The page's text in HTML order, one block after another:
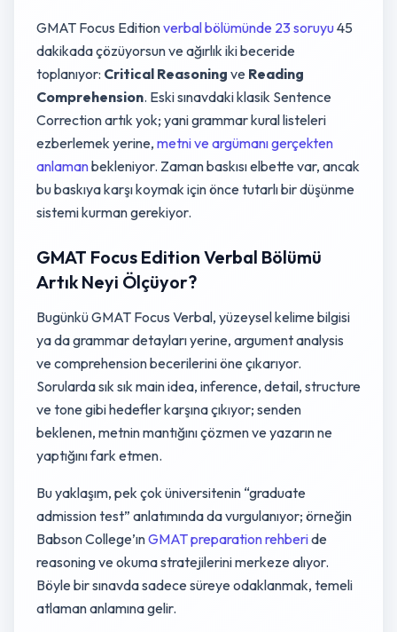
GMAT Focus Editionverbal bölümünde 23 soruyu45
dakikada çözüyorsun ve ağırlık iki beceride
toplanıyor: Critical Reasoning ve Reading
Comprehension. Eski sınavdaki klasik Sentence
Correction artık yok; yani grammar kural listeleri
ezberlemek yerine, metni ve argümanı gerçekten
anlamanbekleniyor. Zaman baskısı elbette var, ancak
bu baskıya karşı koymak için önce tutarlı bir düşünme
sistemi kurman gerekiyor.
GMAT Focus Edition Verbal Bölümü
Artık Neyi Ölçüyor?
Bugünkü GMAT Focus Verbal, yüzeysel kelime bilgisi
ya da grammar detayları yerine, argument analysis
ve comprehension becerilerini öne çıkarıyor.
Sorularda sık sık main idea, inference, detail, structure
ve tone gibi hedefler karşına çıkıyor; senden
beklenen, metnin mantığını çözmen ve yazarın ne
yaptığını fark etmen.
Bu yaklaşım, pek çok üniversitenin “graduate
admission test” anlatımında da vurgulanıyor; örneğin
Babson College’ınGMAT preparation rehberide
reasoning ve okuma stratejilerini merkeze alıyor.
Böyle bir sınavda sadece süreye odaklanmak, temeli
atlaman anlamına gelir.